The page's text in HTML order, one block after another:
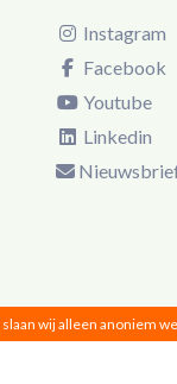
Instagram
Facebook
Youtube
Linkedin
wij alleen anoniem